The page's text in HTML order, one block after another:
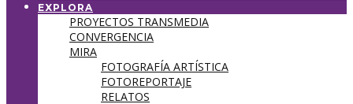
EXPLORA
PROYECTOS TRANSMEDIA
CONVERGENCIA
MIRA
FOTOGRAFÍA ARTÍSTICA
FOTOREPORTAJE
RELATOS